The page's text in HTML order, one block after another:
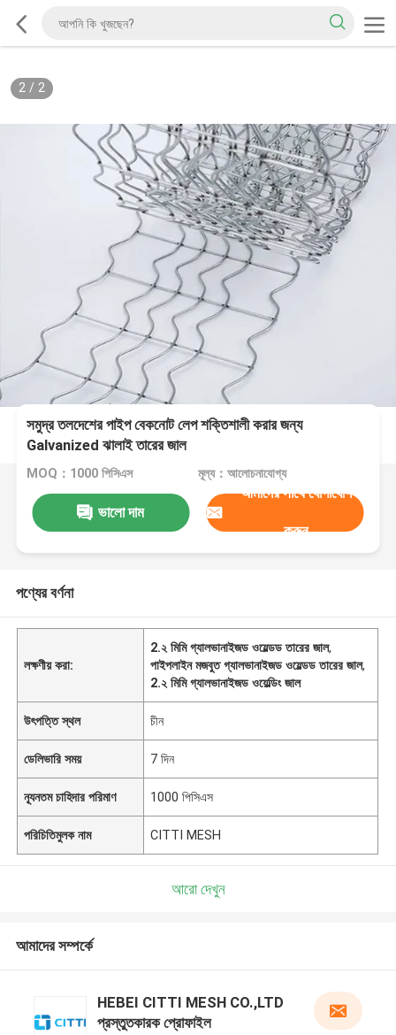
2/ 2
সমুদ্র তলদেশের পাইপ বেকনোট লেপ শক্তিশালী করার জন্য
Galvanized ঝালাই তারের জাল
MOQ：1000 পিসিএস মূল্য：আলোচনাযোগ্য
ভালো দাম
আমাদের সাথে যোগাযোগ
করুন
পণ্যের বর্ণনা
লক্ষণীয় করা:
2.২ মিমি গ্যালভানাইজড ওয়েল্ডড তারের জাল,
পাইপলাইন মজবুত গ্যালভানাইজড ওয়েল্ডড তারের জাল,
2.২ মিমি গ্যালভানাইজড ওয়েল্ডিং জাল
উৎপত্তি স্থল চীন
ডেলিভারি সময় 7 দিন
ন্যূনতম চাহিদার পরিমাণ 1000 পিসিএস
পরিচিতিমুলক নাম CITTI MESH
আরো দেখুন
আমাদের সম্পর্কে
HEBEI CITTI MESH CO.,LTD
প্রস্তুতকারক প্রোফাইল